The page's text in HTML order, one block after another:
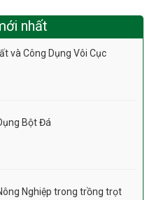
nhất
và Công Dụng Vôi Cục
Bột Đá
Nghiệp trong trồng trọt